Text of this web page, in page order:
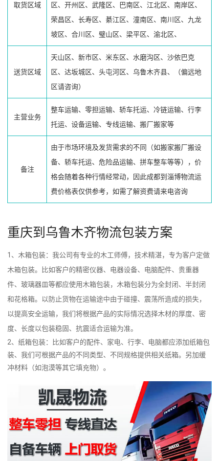
取货区域
区、开州区、武隆区、巴南区、江北区、南岸区、
荣昌区、长寿区、綦江区、潼南区、南川区、九龙
坡区、合川区、璧山区、梁平区、渝北区、
送货区域
天山区、新市区、米东区、水磨沟区、沙依巴克
区、达坂城区、头屯河区、乌鲁木齐县、（偏远地
区请咨询）
主营业务
整车运输、零担运输、轿车托运、冷链运输、行李
托运、设备运输、专线运输、搬厂搬家等
备注
由于市场环境及发货需求的不同（如搬家搬厂搬设
备、轿车托运、危险品运输、拼车整车等等），价
格会随着各种行情经常动，因此成都到淄博物流运
费价格表仅供参考，如需了解资费请来电咨询
重庆到乌鲁木齐物流包装方案
1、木箱包装：我公司有专业的木工师傅，技术精湛，专为客户定做
木箱包装。比如客户的精密仪器、电器设备、电脑配件、贵重器
件、玻璃器皿等都应使用木箱包装，木箱包装分为全封闭、半封闭
和花格箱。以防止货物在运输途中由于碰撞、震荡所造成的损失，
以提高安全运输，我们将根据产品的实际情况选择木材的厚度、密
度、长度以包装稳固、抗震适合运输为准。
2、纸箱包装：比如客户的配件、家电、行李、电脑都应添加纸箱包
装、我们可根据产品的不同类型、不同规格提供相关纸箱。另加缓
冲材料（如泡漠等其它填充物）。